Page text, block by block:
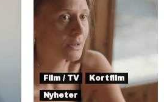
Film / TV
Kortfilm
Nyheter